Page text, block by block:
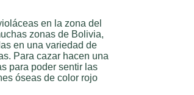
en la zona del
zonas de Bolivia,
en una variedad de
Para cazar hacen una
para poder sentir las
óseas de color rojo